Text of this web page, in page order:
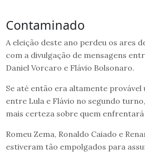
Contaminado
A eleição deste ano perdeu os ares
com a divulgação de mensagens
Daniel Vorcaro e Flávio Bolsonaro.
Se até então era altamente provável
entre Lula e Flávio no segundo
mais certeza sobre quem
Romeu Zema, Ronaldo Caiado e
estiveram tão empolgados para